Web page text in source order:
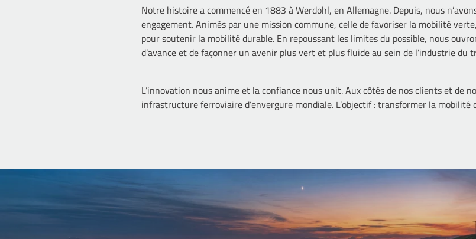
Notre histoire a commencé en 1883 à Werdohl, en Allemagne. Depuis, nous
engagement. Animés par une mission commune, celle de favoriser la mobilité
pour soutenir la mobilité durable. En repoussant les limites du possible, nous
d’avance et de façonner un avenir plus vert et plus fluide au sein de l’industrie du
L’innovation nous anime et la confiance nous unit. Aux côtés de nos clients et de
infrastructure ferroviaire d’envergure mondiale. L’objectif : transformer la mobilité